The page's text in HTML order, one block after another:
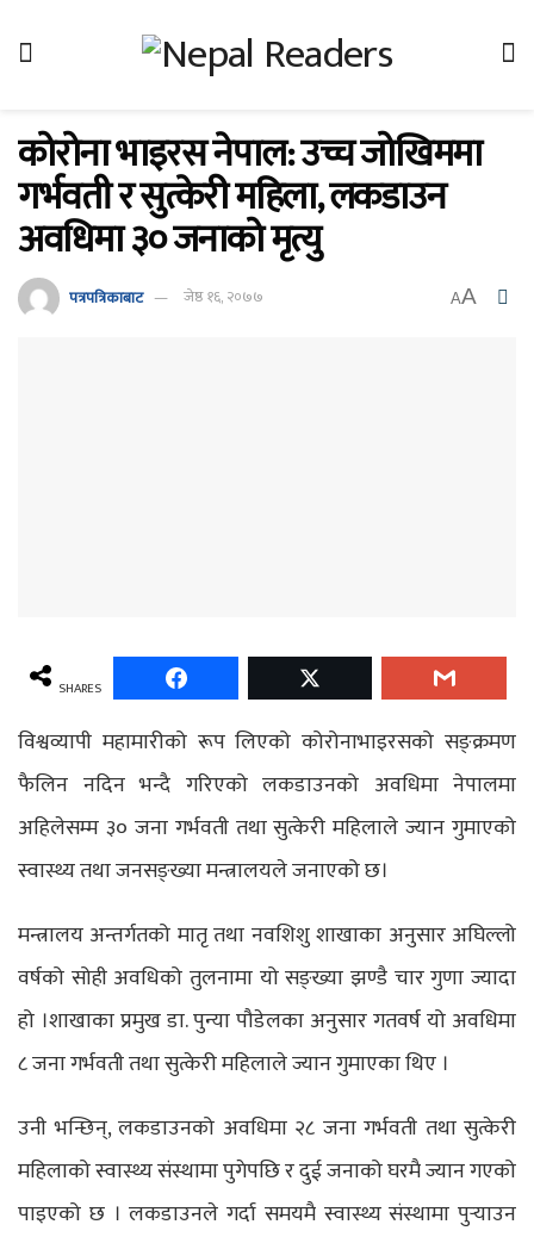
कोरोना भाइरस नेपाल: उच्च जोखिममा
गर्भवती र सुत्केरी महिला, लकडाउन
अवधिमा ३० जनाको मृत्यु
पत्रपत्रिकाबाट जेष्ठ १६, २०७७ AA
SHARES
विश्वव्यापी महामारीको रूप लिएको कोरोनाभाइरसको सङ्क्रमण
फैलिन नदिन भन्दै गरिएको लकडाउनको अवधिमा नेपालमा
अहिलेसम्म ३० जना गर्भवती तथा सुत्केरी महिलाले ज्यान गुमाएको
स्वास्थ्य तथा जनसङ्ख्या मन्त्रालयले जनाएको छ।
मन्त्रालय अन्तर्गतको मातृ तथा नवशिशु शाखाका अनुसार अघिल्लो
वर्षको सोही अवधिको तुलनामा यो सङ्ख्या झण्डै चार गुणा ज्यादा
हो ।शाखाका प्रमुख डा. पुन्या पौडेलका अनुसार गतवर्ष यो अवधिमा
८ जना गर्भवती तथा सुत्केरी महिलाले ज्यान गुमाएका थिए ।
उनी भन्छिन्, लकडाउनको अवधिमा २८ जना गर्भवती तथा सुत्केरी
महिलाको स्वास्थ्य संस्थामा पुगेपछि र दुई जनाको घरमै ज्यान गएको
पाइएको छ । लकडाउनले गर्दा समयमै स्वास्थ्य संस्थामा पुर्‍याउन